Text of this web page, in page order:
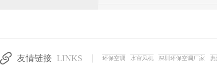
友情链接 LINKS 环保空调 水帘风机 深圳环保空调厂家 惠